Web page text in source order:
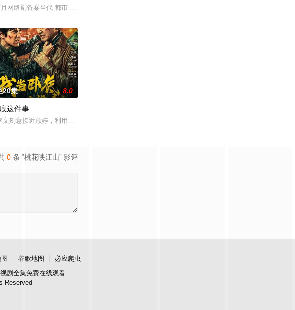
过剧中主人公在成长的道路
终前与遗憾和解的“无用之人”；共享同一具躯体的人格“
横尸戏台，将冷血少帅许又安与昆曲名伶荣筱楠推向不死不休的对立绝境。而他们不知，对方正是
网络剧备案当代 都市 海南越酷文化传媒有限公司
档，侦破阎王娶亲、五
姑（陈瑶 饰）与九门诸人共赴冒险奇局。一桩401部队的
史以来个以女子进士科三元及第入翰林院的奇女子。十年前的她被他从死人堆里救出来，蓬头垢面
20集 8.0
这件事
文刻意接近顾婷，利用顾炎女儿奴的属性，请求老炮儿顾炎带自己用程序员身份卧底电诈集团以求查
0 条 “桃花映江山” 影评
谷歌地图
必应爬虫
剧全集免费在线观看
Reserved